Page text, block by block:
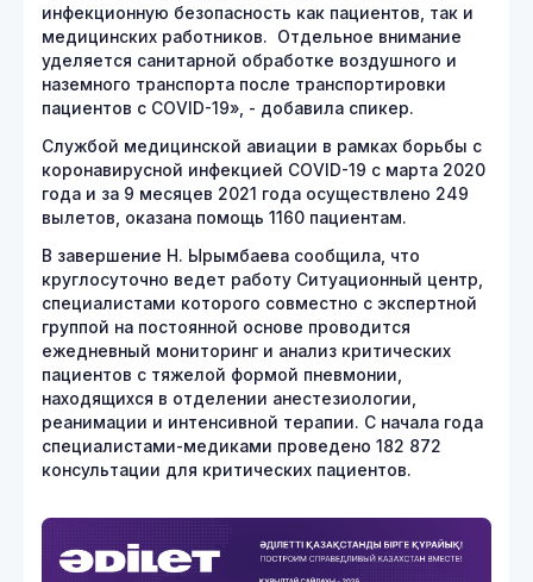
инфекционную безопасность как пациентов, так и
медицинских работников. Отдельное внимание
уделяется санитарной обработке воздушного и
наземного транспорта после транспортировки
пациентов с COVID-19», - добавила спикер.
Службой медицинской авиации в рамках борьбы с
коронавирусной инфекцией COVID-19 с марта 2020
года и за 9 месяцев 2021 года осуществлено 249
вылетов, оказана помощь 1160 пациентам.
В завершение Н. Ырымбаева сообщила, что
круглосуточно ведет работу Ситуационный центр,
специалистами которого совместно с экспертной
группой на постоянной основе проводится
ежедневный мониторинг и анализ критических
пациентов с тяжелой формой пневмонии,
находящихся в отделении анестезиологии,
реанимации и интенсивной терапии. С начала года
специалистами-медиками проведено 182 872
консультации для критических пациентов.